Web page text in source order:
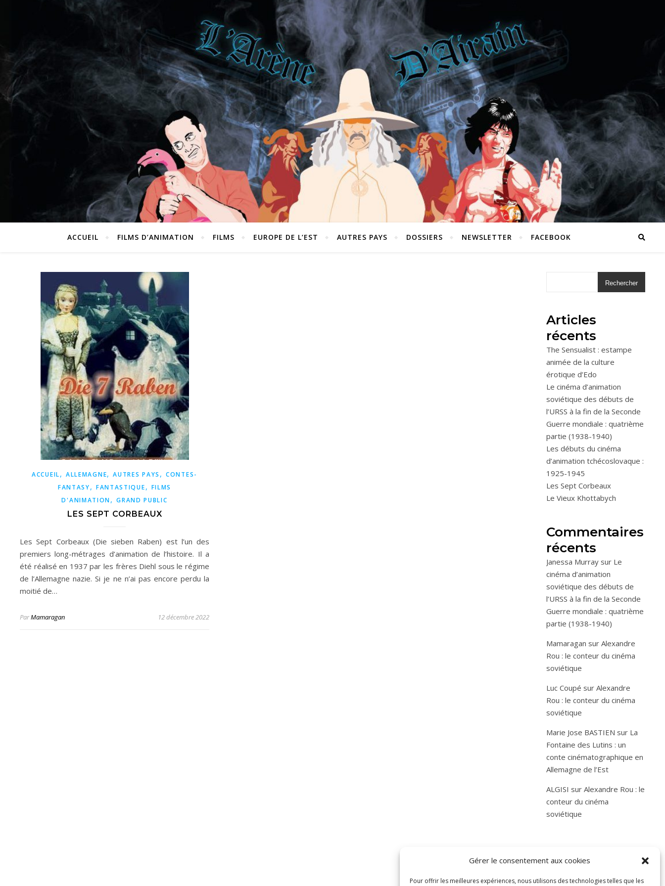
Gérer le consentement aux cookies
Pour offrir les meilleures expériences, nous utilisons des technologies telles que les
ACCUEIL FILMS D’ANIMATION FILMS EUROPE DE L’EST AUTRES PAYS DOSSIERS NEWSLETTER FACEBOOK
ACCUEIL, ALLEMAGNE,AUTRES PAYS , CONTES-
FANTASY, FANTASTIQUE, FILMS
D'ANIMATION,GRAND PUBLIC
LES SEPT CORBEAUX
Les Sept Corbeaux (Die sieben Raben) est l’un des
premiers long-métrages d’animation de l’histoire. Il a
été réalisé en 1937 par les frères Diehl sous le régime
de l’Allemagne nazie. Si je ne n’ai pas encore perdu la
moitié de…
ParMamaragan 12 décembre 2022
Rechercher
Articles
récents
The Sensualist : estampe
animée de la culture
érotique d’Edo
Le cinéma d’animation
soviétique des débuts de
l’URSS à la fin de la Seconde
Guerre mondiale : quatrième
partie (1938-1940)
Les débuts du cinéma
d’animation tchécoslovaque :
1925-1945
Les Sept Corbeaux
Le Vieux Khottabych
Commentaires
récents
Janessa Murray sur Le
cinéma d’animation
soviétique des débuts de
l’URSS à la fin de la Seconde
Guerre mondiale : quatrième
partie (1938-1940)
Mamaragan sur Alexandre
Rou : le conteur du cinéma
soviétique
Luc Coupé sur Alexandre
Rou : le conteur du cinéma
soviétique
Marie Jose BASTIEN sur La
Fontaine des Lutins : un
conte cinématographique en
Allemagne de l’Est
ALGISI sur Alexandre Rou : le
conteur du cinéma
soviétique